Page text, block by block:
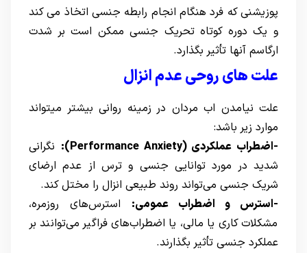
پوزیشنی که فرد هنگام انجام رابطه جنسی اتخاذ می کند
و یک دوره کوتاه تحریک جنسی ممکن است بر شدت
ارگاسم آنها تأثیر بگذارد.
علت های روحی عدم انزال
علت نیامدن اب مردان در زمینه روانی بیشتر میتواند
موارد زیر باشد:
-اضطراب عملکردی (Performance Anxiety):
نگرانی
شدید در مورد توانایی جنسی و ترس از عدم ارضای
شریک جنسی می‌تواند روند طبیعی انزال را مختل کند.
-استرس و اضطراب عمومی: استرس‌های روزمره،
مشکلات کاری یا مالی، یا اضطراب‌های فراگیر می‌توانند بر
عملکرد جنسی تأثیر بگذارند.